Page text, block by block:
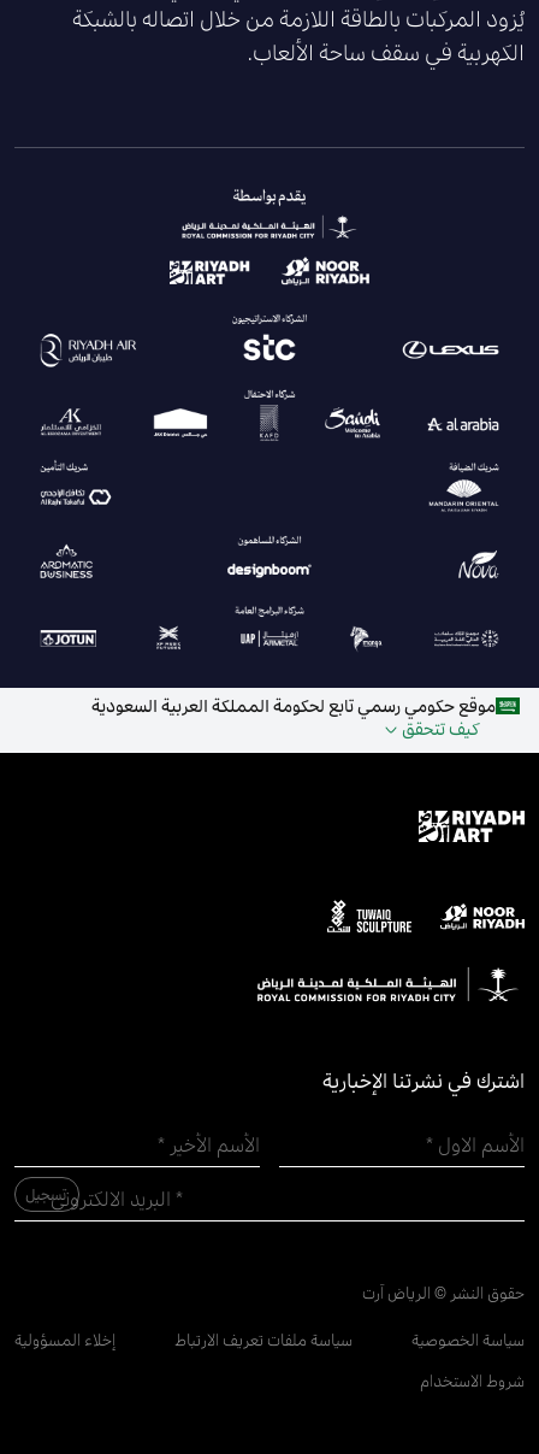
يُزود المركبات بالطاقة اللازمة من خلال اتصاله بالشبكة
الكهربية في سقف ساحة الألعاب‏.
موقع حكومي رسمي تابع لحكومة المملكة العربية السعودية
كيف تتحقق
اشترك في نشرتنا الإخبارية
حقوق النشر © الرياض آرت
سياسة الخصوصية سياسة ملفات تعريف الارتباط
إخلاء المسؤولية
شروط الاستخدام